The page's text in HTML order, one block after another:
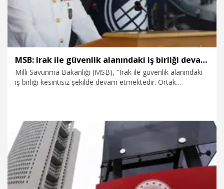
MSB: Irak ile güvenlik alanındaki iş birliği devam ediyor
Milli Savunma Bakanlığı (MSB), "Irak ile güvenlik alanındaki
iş birliği kesintisiz şekilde devam etmektedir. Ortak
30.07.2026 Gündem